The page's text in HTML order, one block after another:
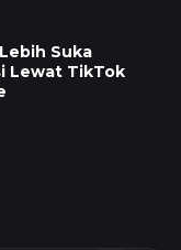
Suka
Lewat TikTok